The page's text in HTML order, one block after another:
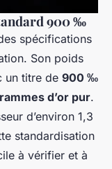
900 ‰
spécifications
Son poids
un titre de 900 ‰
d’or pur.
d’environ 1,3
standardisation
à vérifier et à